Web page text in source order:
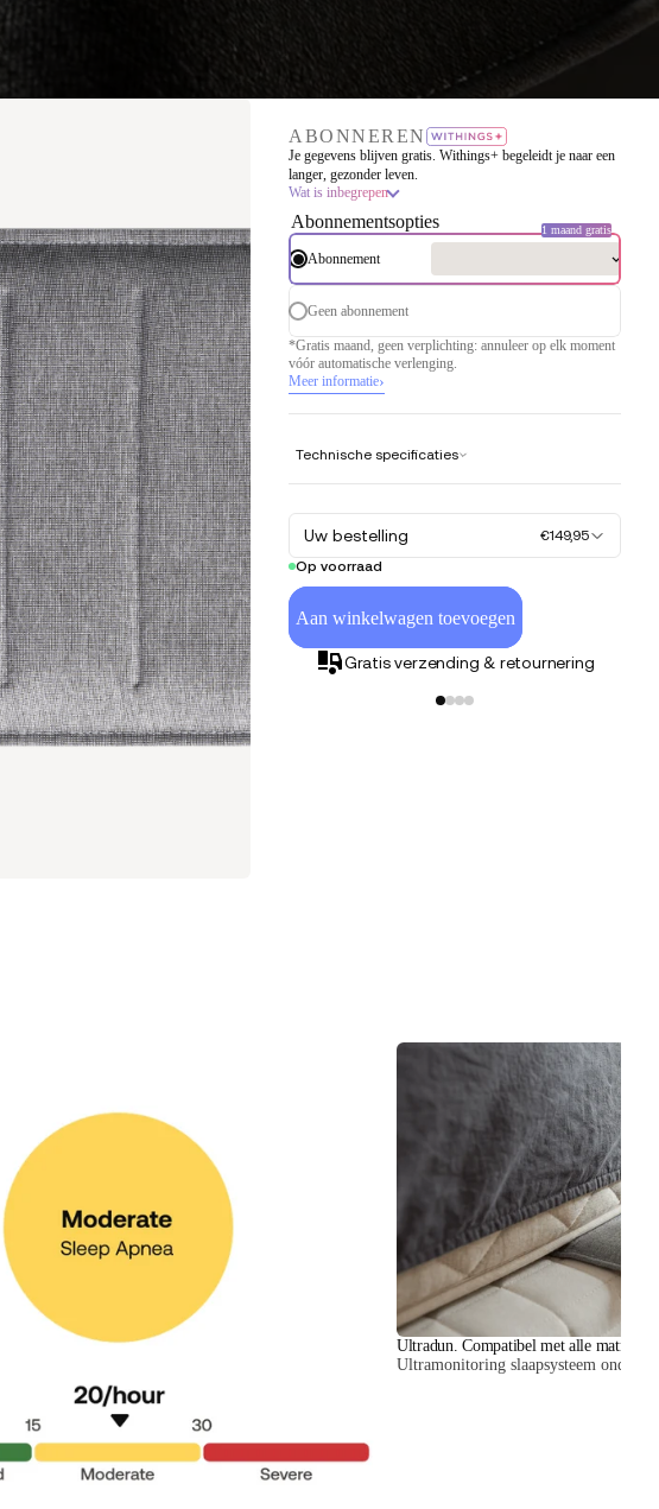
ABONNEREN
Je gegevens blijven gratis. Withings+ begeleidt je naar een
langer, gezonder leven.
Wat is inbegrepen
Abonnementsopties
Abonnement
1 maand gratis
Geen abonnement
*Gratis maand, geen verplichting: annuleer op elk moment
vóór automatische verlenging.
Meer informatie›
Technische specificaties
Uw bestelling
€149,95
Op voorraad
Aan winkelwagen toevoegen
Gratis verzending & retournering
Ultradun. Compatibel met alle
Ultramonitoring slaapsysteem onder